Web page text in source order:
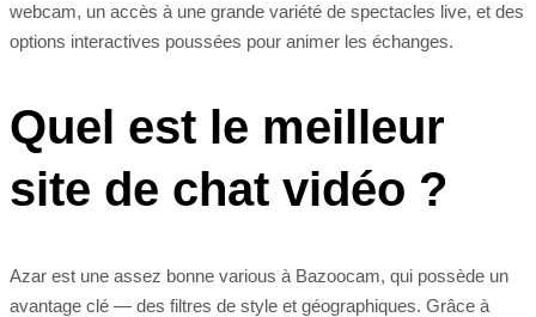
webcam, un accès à une grande variété de spectacles live, et des
options interactives poussées pour animer les échanges.
Quel est le meilleur
site de chat vidéo ?
Azar est une assez bonne various à Bazoocam, qui possède un
avantage clé — des filtres de style et géographiques. Grâce à